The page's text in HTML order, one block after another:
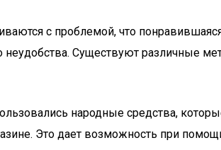
с проблемой, что
неудобства. Существуют различные
народные средства,
Это дает возможность при